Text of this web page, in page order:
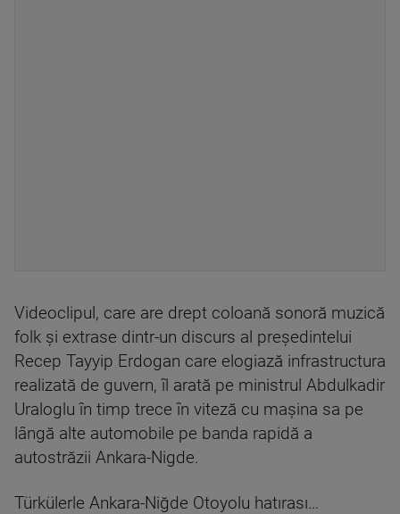
Videoclipul, care are drept coloană sonoră muzică
folk şi extrase dintr-un discurs al preşedintelui
Recep Tayyip Erdogan care elogiază infrastructura
realizată de guvern, îl arată pe ministrul Abdulkadir
Uraloglu în timp trece în viteză cu maşina sa pe
lângă alte automobile pe banda rapidă a
autostrăzii Ankara-Nigde.
Türkülerle Ankara-Niğde Otoyolu hatırası…